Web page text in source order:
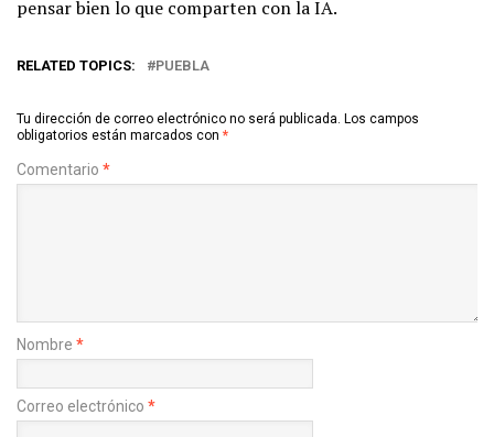
pensar bien lo que comparten con la IA.
RELATED TOPICS: PUEBLA
Tu dirección de correo electrónico no será publicada. Los campos
obligatorios están marcados con *
Comentario *
Nombre *
Correo electrónico *